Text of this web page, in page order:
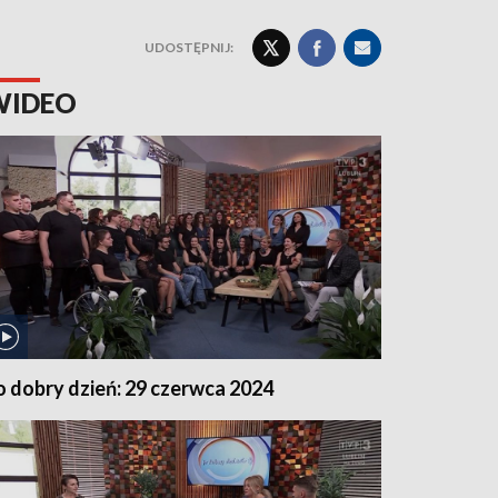
UDOSTĘPNIJ:
dobry dzień: 29 czerwca 2024